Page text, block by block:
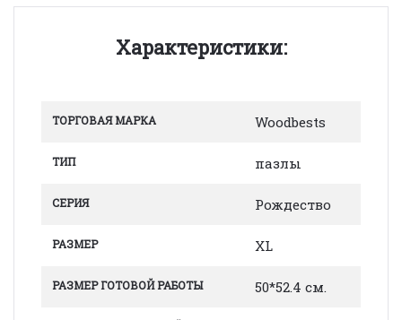
Характеристики:
ТОРГОВАЯ МАРКА Woodbests
ТИП пазлы
СЕРИЯ Рождество
РАЗМЕР XL
РАЗМЕР ГОТОВОЙ РАБОТЫ 50*52.4 см.